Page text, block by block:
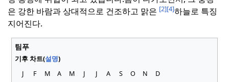
은 강한 바람과 상대적으로 건조하고 맑은 [2][4]하늘로 특징
지어진다.
팀푸
기후 차트(설명)
J
F M A M J J A S O N D